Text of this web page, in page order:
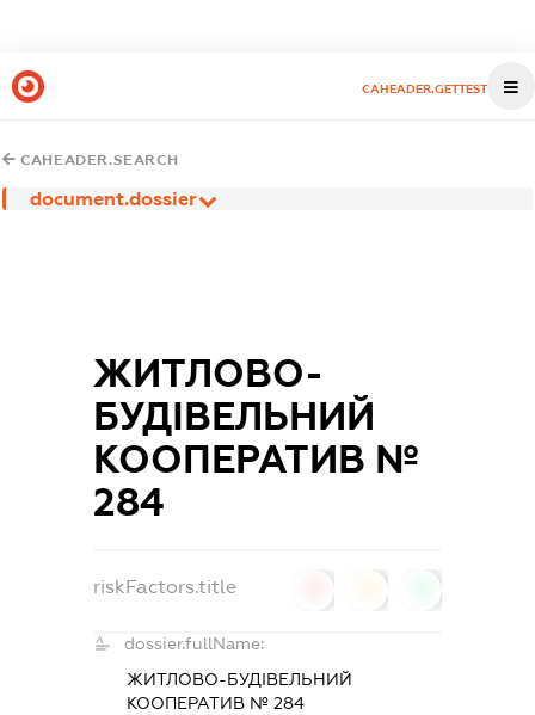
CAHEADER.GETTEST
CAHEADER.SEARCH
document.dossier
ЖИТЛОВО-
БУДІВЕЛЬНИЙ
КООПЕРАТИВ №
284
riskFactors.title
dossier.fullName:
ЖИТЛОВО-БУДІВЕЛЬНИЙ
КООПЕРАТИВ № 284